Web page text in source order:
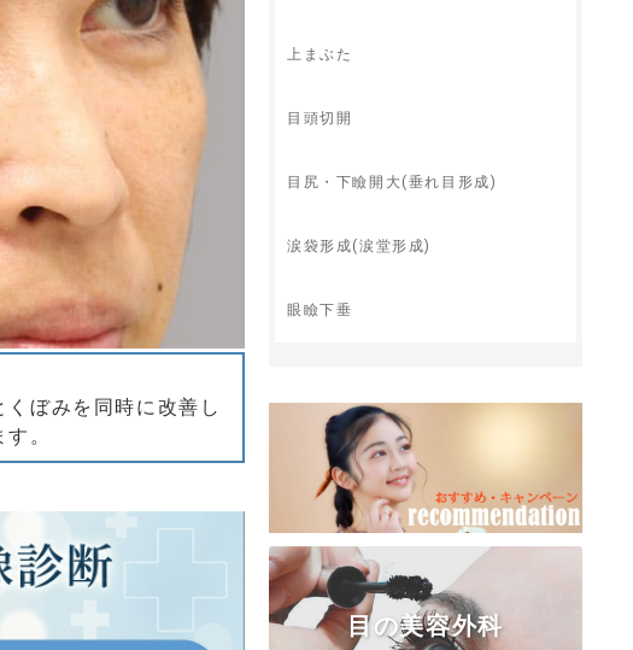
ぼみを同時に改善し
。
上まぶた
目頭切開
目尻・下瞼開大(垂れ目形成)
涙袋形成(涙堂形成)
眼瞼下垂
目の美容外科